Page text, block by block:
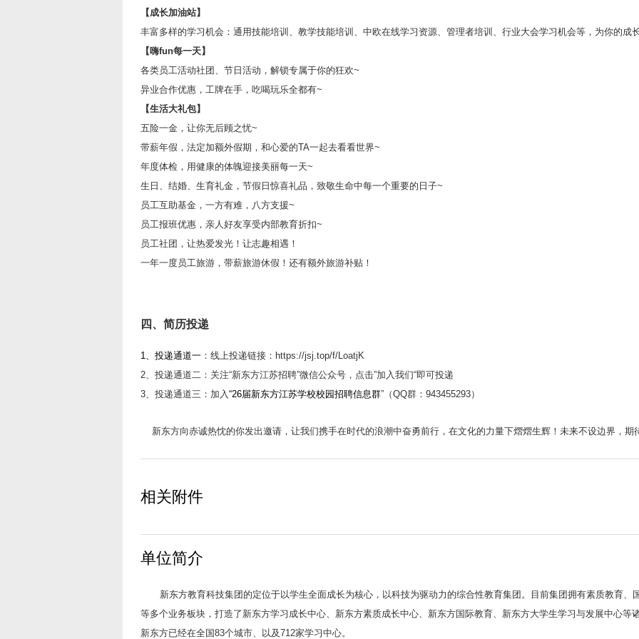
【成长加油站】
丰富多样的学习机会： 通用技能培训、教学技能培训、中欧在线学习资源、管理者培训、行业大会学习机会等，为你的成
【嗨fun每一天】
各类员工活动社团、节日活动，解锁专属于你的狂欢~
异业合作优惠，工牌在手，吃喝玩乐全都有~
【生活大礼包】
五险一金，让你无后顾之忧~
带薪年假，法定加额外假期，和心爱的TA一起去看看世界~
年度体检，用健康的体魄迎接美丽每一天~
生日、结婚、生育礼金，节假日惊喜礼品，致敬生命中每一个重要的日子~
员工互助基金，一方有难，八方支援~
员工报班优惠，亲人好友享受内部教育折扣~
员工社团， 让热爱发光！让志趣相遇！
一年一度员工旅游，带薪旅游休假！还有额外旅游补贴！
四、简历投递
1、投递通道一 ：线上投递链接：https://jsj.top/f/LoatjK
2、投递通道二：关注“新东方江苏招聘”微信公众号，点击”加入我们“即可投递
3、投递通道三：加入“26届新东方江苏学校校园招聘信息群”（QQ群：943455293）
新东方向赤诚热忱的你发出邀请，让我们携手在时代的浪潮中奋勇前行，在文化的力量下熠熠生辉！未来不设边界，期
相关附件
单位简介
新东方教育科技集团的定位于以学生全面成长为核心，以科技为驱动力的综合性教育集团。目前集团拥有素质教育、
等多个业务板块，打造了新东方学习成长中心、新东方素质成长中心、新东方国际教育、新东方大学生学习与发展中心等
新东方已经在全国83个城市、以及712家学习中心。